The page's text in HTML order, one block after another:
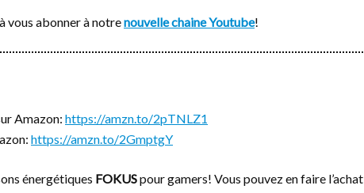
vous abonner à notrenouvelle chaine Youtube!
Amazon: https://amzn.to/2pTNLZ1
https://amzn.to/2GmptgY
énergétiques FOKUSpour gamers! Vous pouvez en faire l’achat